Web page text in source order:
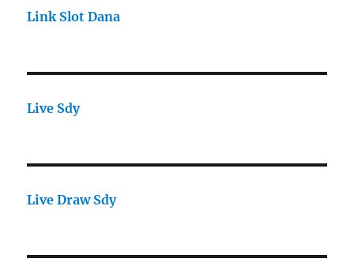
Link Slot Dana
Live Sdy
Live Draw Sdy